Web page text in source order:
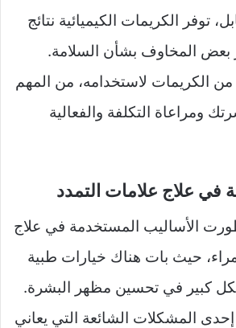
توفر الكريمات الكيميائية نتائج
بعض المخاوف بشأن السلامة.
من الكريمات لاستخدامه، من المهم
ومراعاة التكلفة والفعالية
في علاج علامات التمدد
الأساليب المستخدمة في علاج
حيث بات هناك خيارات طبية
كبير في تحسين مظهر البشرة.
إحدى المشكلات الشائعة التي يعاني